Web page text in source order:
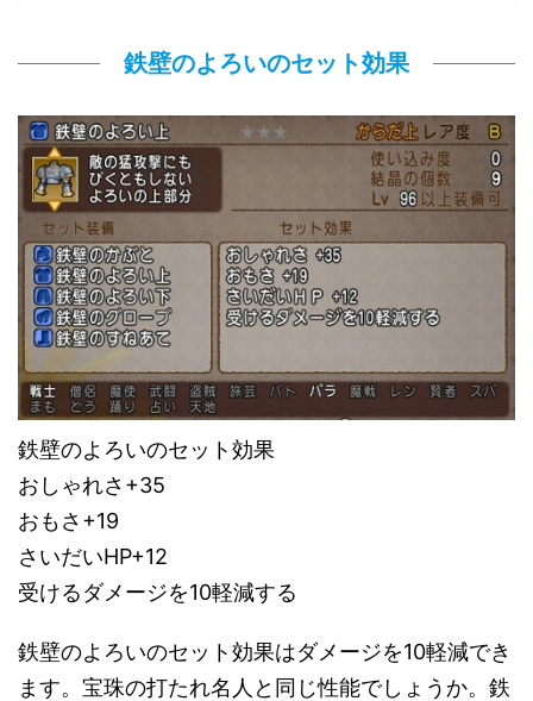
鉄壁のよろいのセット効果
鉄壁のよろいのセット効果
おしゃれさ+35
おもさ+19
さいだいHP+12
受けるダメージを10軽減する
鉄壁のよろいのセット効果はダメージを10軽減でき
ます。宝珠の打たれ名人と同じ性能でしょうか。鉄